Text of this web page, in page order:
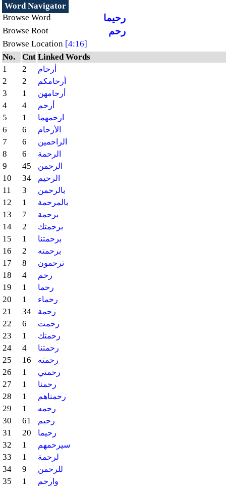
Word Navigator
Browse Word
رحيما
Browse Root رحم
Browse Location [4:16]
No.
Cnt Linked Words
1
2 أرحام
2 2 أرحامكم
3 1 أرحامهن
4 4 أرحم
5 1 ارحمهما
6 6 الأرحام
7 6 الراحمين
8 6 الرحمة
9 45 الرحمن
10 34 الرحيم
11 3 بالرحمن
12 1 بالمرحمة
13 7 برحمة
14 2 برحمتك
15 1 برحمتنا
16 2 برحمته
17 8 ترحمون
18 4 رحم
19 1 رحما
20 1 رحماء
21 34 رحمة
22 6 رحمت
23 1 رحمتك
24 4 رحمتنا
25 16 رحمته
26 1 رحمتي
27 1 رحمنا
28 1 رحمناهم
29 1 رحمه
30 61 رحيم
31 20 رحيما
32 1 سيرحمهم
33 1 لرحمة
34 9 للرحمن
35 1 وارحم